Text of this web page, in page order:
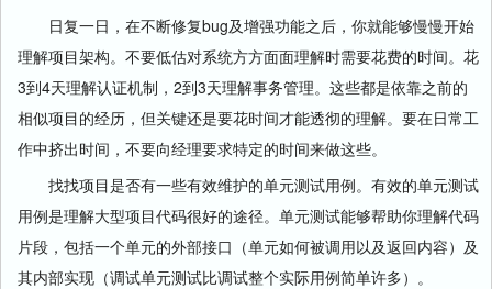
日复一日，在不断修复bug及增强功能之后，你就能够慢慢开始
理解项目架构。不要低估对系统方方面面理解时需要花费的时间。花
3到4天理解认证机制，2到3天理解事务管理。这些都是依靠之前的
相似项目的经历，但关键还是要花时间才能透彻的理解。要在日常工
作中挤出时间，不要向经理要求特定的时间来做这些。
找找项目是否有一些有效维护的单元测试用例。有效的单元测试
用例是理解大型项目代码很好的途径。单元测试能够帮助你理解代码
片段，包括一个单元的外部接口（单元如何被调用以及返回内容）及
其内部实现（调试单元测试比调试整个实际用例简单许多）。